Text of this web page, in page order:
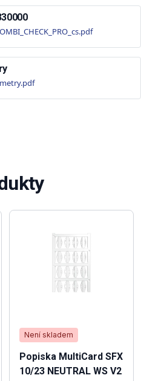
Není skladem
Popiska MultiCard SFX
10/23 NEUTRAL WS V2